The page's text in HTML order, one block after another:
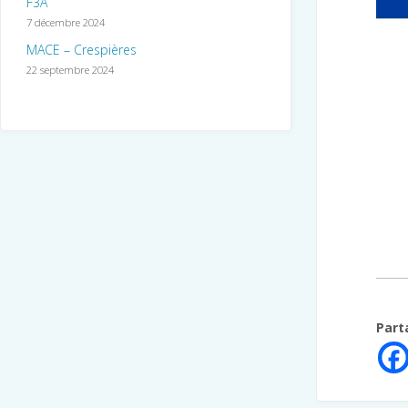
7 décembre 2024
MACE – Crespières
22 septembre 2024